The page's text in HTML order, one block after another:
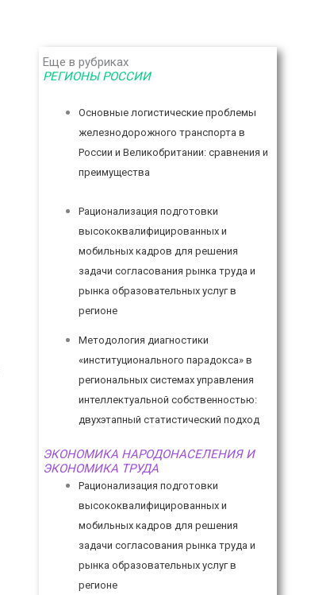
Еще в рубриках
РЕГИОНЫ РОССИИ
Основные логистические проблемы
железнодорожного транспорта в
России и Великобритании: сравнения и
преимущества
Рационализация подготовки
высококвалифицированных и
мобильных кадров для решения
задачи согласования рынка труда и
рынка образовательных услуг в
регионе
Методология диагностики
«институционального парадокса» в
региональных системах управления
интеллектуальной собственностью:
двухэтапный статистический подход
ЭКОНОМИКА НАРОДОНАСЕЛЕНИЯ И
ЭКОНОМИКА ТРУДА
Рационализация подготовки
высококвалифицированных и
мобильных кадров для решения
задачи согласования рынка труда и
рынка образовательных услуг в
регионе